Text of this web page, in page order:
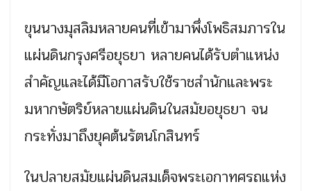
ขุนนางมุสลิมหลายคนที่เข้ามาพึ่งโพธิสมภารใน
แผ่นดินกรุงศรีอยุธยา หลายคนได้รับตำแหน่ง
สำคัญและได้มีโอกาสรับใช้ราชสำนักและพระ
มหากษัตริย์หลายแผ่นดินในสมัยอยุธยา จน
กระทั่งมาถึงยุคต้นรัตนโกสินทร์
ในปลายสมัยแผ่นดินสมเด็จพระเอกาทศรถแห่ง